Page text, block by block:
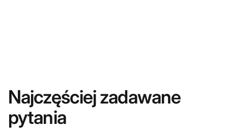
Najczęściej zadawane
pytania